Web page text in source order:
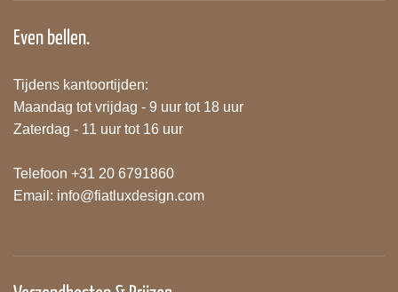
Even bellen.
Tijdens kantoortijden:
Maandag tot vrijdag - 9 uur tot 18 uur
Zaterdag - 11 uur tot 16 uur
Telefoon +31 20 6791860
Email: info@fiatluxdesign.com